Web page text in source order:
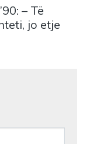
– Të
jo etje